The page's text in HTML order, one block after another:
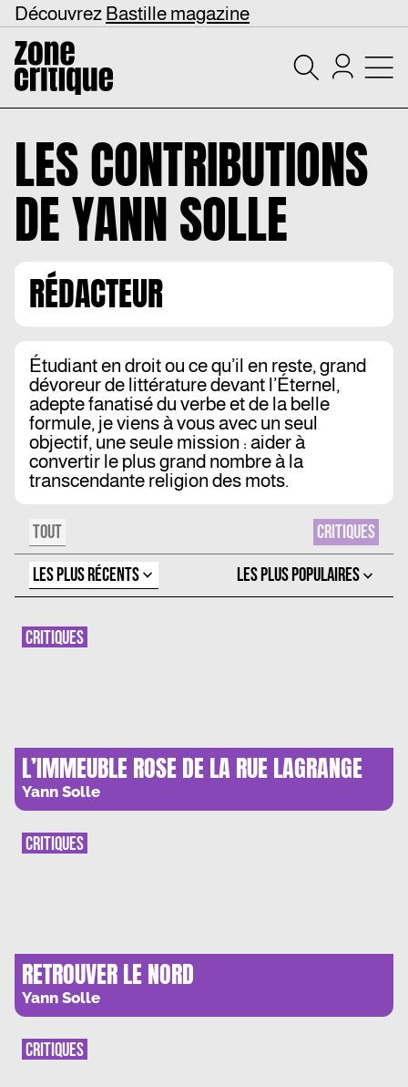
Découvrez Bastille magazine
LES CONTRIBUTIONS
DEYANN SOLLE
RÉDACTEUR
Étudiant en droit ou ce qu’il en reste, grand
dévoreur de littérature devant l’Éternel,
adepte fanatisé du verbe et de la belle
formule, je viens à vous avec un seul
objectif, une seule mission : aider à
convertir le plus grand nombre à la
transcendante religion des mots.
TOUT
CRITIQUES
LES PLUS RÉCENTS
LES PLUS POPULAIRES
L’IMMEUBLE ROSE DE LA RUE LAGRANGE
Yann Solle
CRITIQUES
RETROUVER LE NORD
Yann Solle
CRITIQUES
CRITIQUES